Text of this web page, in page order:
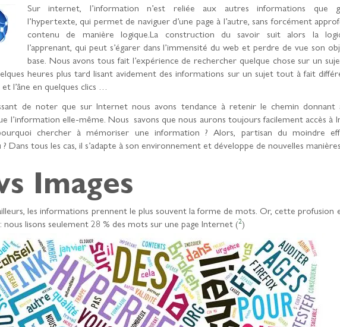
Sur internet, l’information n’est reliée aux autres informations que
l’hypertexte, qui permet de naviguer d’une page à l’autre, sans forcément
contenu de manière logique.La construction du savoir suit alors la
l’apprenant, qui peut s’égarer dans l’immensité du web et perdre de vue son
base. Nous avons tous fait l’expérience de rechercher quelque chose sur un
heures plus tard lisant avidement des informations sur un sujet tout à fait
l’âne en quelques clics …
de noter que sur Internet nous avons tendance à retenir le chemin donnant
l’information elle-même. Nous savons que nous aurons toujours facilement accès à
chercher à mémoriser une information ? Alors, partisan du moindre
Dans tous les cas, il s’adapte à son environnement et développe de nouvelles manières
Images
les informations prennent le plus souvent la forme de mots. Or, cette profusion
nous lisons seulement 28 % des mots sur une page Internet (2)